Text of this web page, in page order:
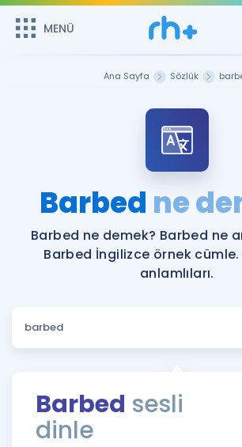
MENÜ
ÜYE DEĞİLİM
Sepetin Şu An Boş.
Remzi Hoca ile seni sınava hazırlayacak
bekliyor!
MENÜ
Faydalı Araçlar
Sözlük
Rehberlik Aracı
ÖSYM Sınav Takvimi
Hakkımızda
Ana Sayfa Sözlük
Barbed ne
Barbed ne demek? Barbed ne
Barbed İngilizce örnek
anlamlıları.
Barbed sesli
dinle